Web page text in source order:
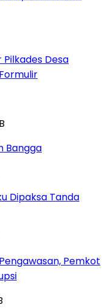
Desa
Bangga
Dipaksa Tanda
Pemkot